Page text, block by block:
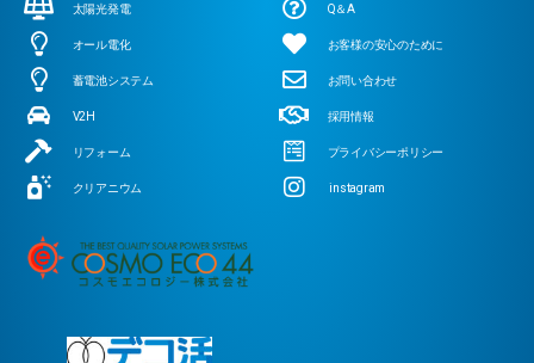
太陽光発電
オール電化
蓄電池システム
V2H
リフォーム
クリアニウム
Q＆A
お客様の安心のために
お問い合わせ
採用情報
プライバシーポリシー
instagram